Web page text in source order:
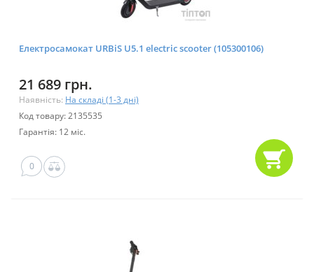
Електросамокат URBiS U5.1 electric scooter (105300106)
21 689 грн.
Наявність: На складі (1-3 дні)
Код товару: 2135535
Гарантія: 12 міс.
0